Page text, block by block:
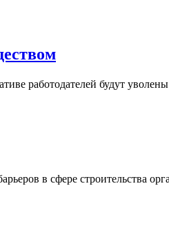
работодателей будут
в сфере строительства